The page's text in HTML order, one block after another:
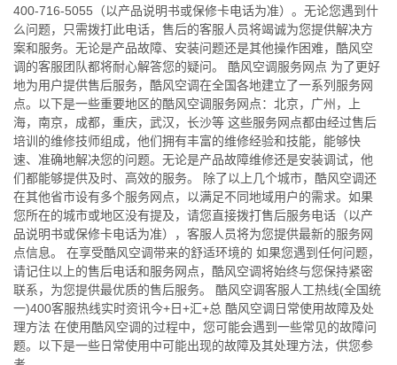
400-716-5055（以产品说明书或保修卡电话为准）。无论您遇到什
么问题，只需拨打此电话，售后的客服人员将竭诚为您提供解决方
案和服务。无论是产品故障、安装问题还是其他操作困难，酷风空
调的客服团队都将耐心解答您的疑问。 酷风空调服务网点 为了更好
地为用户提供售后服务，酷风空调在全国各地建立了一系列服务网
点。以下是一些重要地区的酷风空调服务网点：北京，广州，上
海，南京，成都，重庆，武汉，长沙等 这些服务网点都由经过售后
培训的维修技师组成，他们拥有丰富的维修经验和技能，能够快
速、准确地解决您的问题。无论是产品故障维修还是安装调试，他
们都能够提供及时、高效的服务。 除了以上几个城市，酷风空调还
在其他省市设有多个服务网点，以满足不同地域用户的需求。如果
您所在的城市或地区没有提及，请您直接拨打售后服务电话（以产
品说明书或保修卡电话为准），客服人员将为您提供最新的服务网
点信息。 在享受酷风空调带来的舒适环境的 如果您遇到任何问题，
请记住以上的售后电话和服务网点，酷风空调将始终与您保持紧密
联系，为您提供最优质的售后服务。 酷风空调客服人工热线(全国统
一)400客服热线实时资讯今+日+汇+总 酷风空调日常使用故障及处
理方法 在使用酷风空调的过程中，您可能会遇到一些常见的故障问
题。以下是一些日常使用中可能出现的故障及其处理方法，供您参